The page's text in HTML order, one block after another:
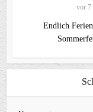
vor 7
Endlich